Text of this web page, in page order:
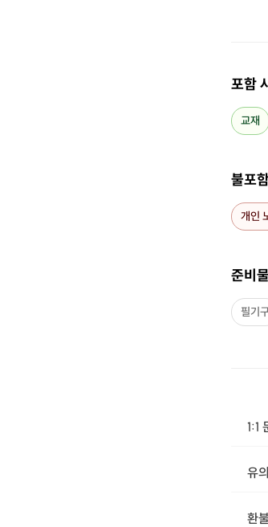
-
-
-
-
-
포함
교재
불포
개인
준비
필기
1:1
유
환